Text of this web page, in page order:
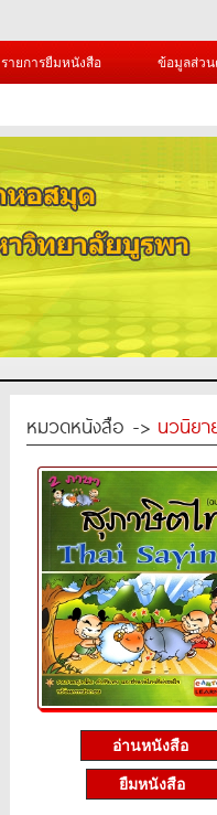
รายการยืมหนังสือ ข้อมูลส่ว
หมวดหนังสือ -> นวนิยา
อ่านหนังสือ
ยืมหนังสือ